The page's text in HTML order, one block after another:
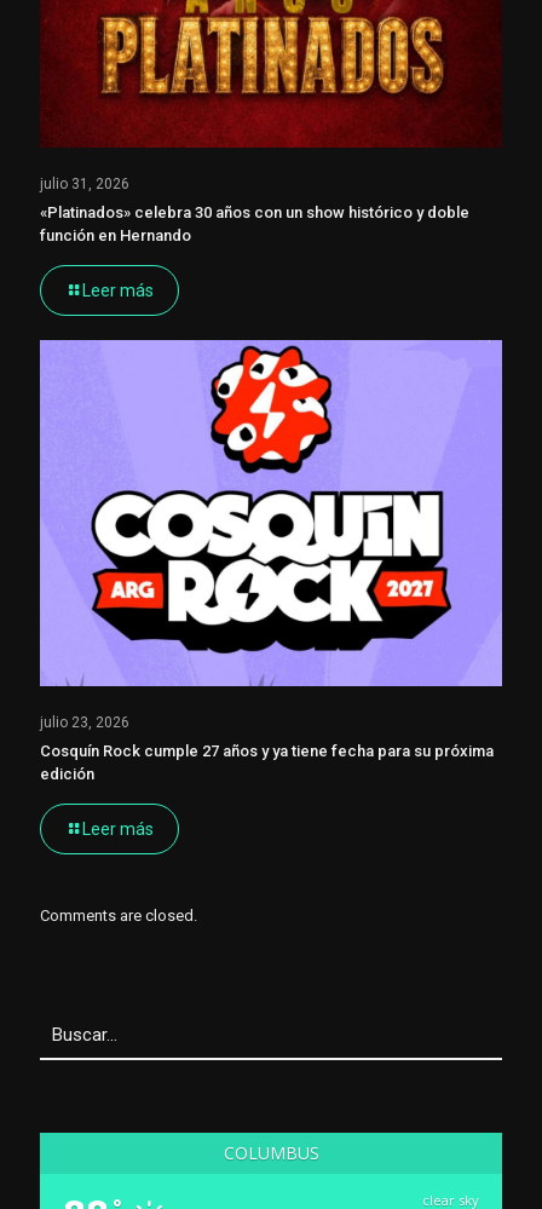
julio 31, 2026
«Platinados» celebra 30 años con un show histórico y doble
función en Hernando
Leer más
julio 23, 2026
Cosquín Rock cumple 27 años y ya tiene fecha para su próxima
edición
Leer más
Comments are closed.
COLUMBUS
clear sky